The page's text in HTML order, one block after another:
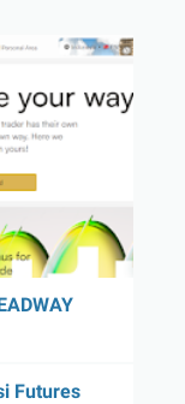
Futures